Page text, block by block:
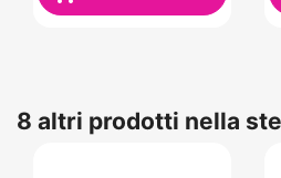
8 altri prodotti nella